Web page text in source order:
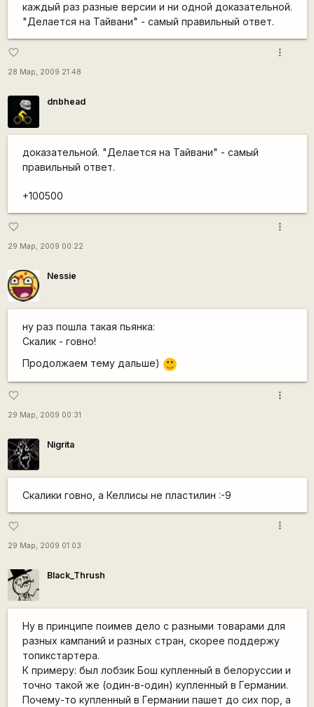
каждый раз разные версии и ни одной доказательной.
"Делается на Тайвани" - самый правильный ответ.
favorite_border
28 Мар, 2009 21:48
more_vert
dnbhead
доказательной. "Делается на Тайвани" - самый
правильный ответ.
+100500
favorite_border
29 Мар, 2009 00:22
more_vert
Nessie
ну раз пошла такая пьянка:
Скалик - говно!
Продолжаем тему дальше)
:)
favorite_border
29 Мар, 2009 00:31
more_vert
Nigrita
Скалики говно, а Келлисы не пластилин :-9
favorite_border
29 Мар, 2009 01:03
more_vert
Black_Thrush
Ну в принципе поимев дело с разными товарами для
разных кампаний и разных стран, скорее поддержу
топикстартера.
К примеру: был лобзик Бош купленный в белоруссии и
точно такой же (один-в-один) купленный в Германии.
Почему-то купленный в Германии пашет до сих пор, а